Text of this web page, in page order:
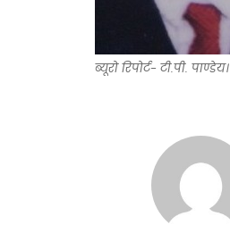
ब्यूरो रिपोर्ट- टी.पी. पाण्डेय।